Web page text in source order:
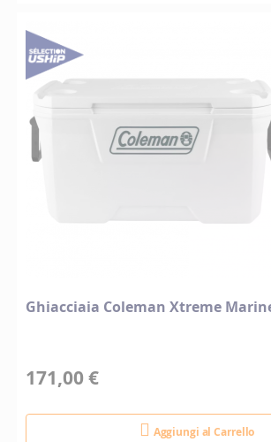
Ghiacciaia Coleman Xtreme
171,00 €
Aggiungi al Carrello